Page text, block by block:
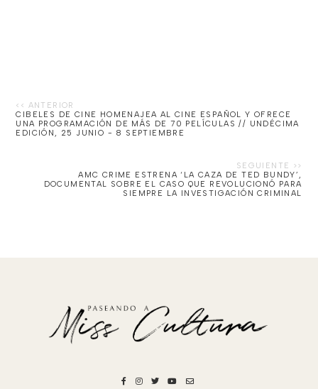
CIBELES DE CINE HOMENAJEA AL CINE ESPAÑOL Y OFRECE
UNA PROGRAMACIÓN DE MÁS DE 70 PELÍCULAS // UNDÉCIMA
EDICIÓN, 25 JUNIO - 8 SEPTIEMBRE
AMC CRIME ESTRENA ‘LA CAZA DE TED BUNDY’,
DOCUMENTAL SOBRE EL CASO QUE REVOLUCIONÓ PARA
SIEMPRE LA INVESTIGACIÓN CRIMINAL